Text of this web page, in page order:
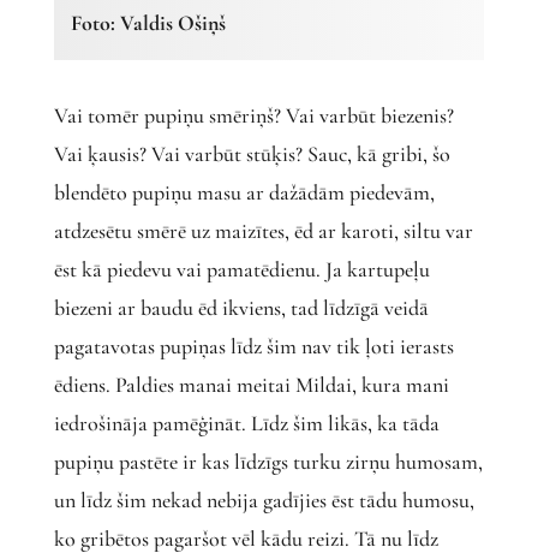
Foto: Valdis Ošiņš
Vai tomēr pupiņu smēriņš? Vai varbūt biezenis?
Vai ķausis? Vai varbūt stūķis? Sauc, kā gribi, šo
blendēto pupiņu masu ar dažādām piedevām,
atdzesētu smērē uz maizītes, ēd ar karoti, siltu var
ēst kā piedevu vai pamatēdienu. Ja kartupeļu
biezeni ar baudu ēd ikviens, tad līdzīgā veidā
pagatavotas pupiņas līdz šim nav tik ļoti ierasts
ēdiens. Paldies manai meitai Mildai, kura mani
iedrošināja pamēģināt. Līdz šim likās, ka tāda
pupiņu pastēte ir kas līdzīgs turku zirņu humosam,
un līdz šim nekad nebija gadījies ēst tādu humosu,
ko gribētos pagaršot vēl kādu reizi. Tā nu līdz